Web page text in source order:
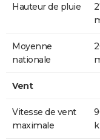
Hauteur de pluie
Moyenne
nationale
Vent
Vitesse de vent
maximale